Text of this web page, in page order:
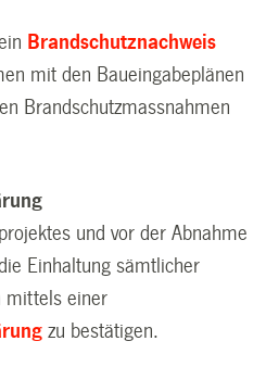
Brandschutznachweis
mit den Baueingabeplänen
Brandschutzmassnahmen
und vor der Abnahme
Einhaltung sämtlicher
mittels einer
zu bestätigen.